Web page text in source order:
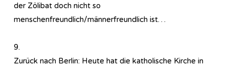
der Zölibat doch nicht so
menschenfreundlich/männerfreundlich ist…
9.
Zurück nach Berlin: Heute hat die katholische Kirche in